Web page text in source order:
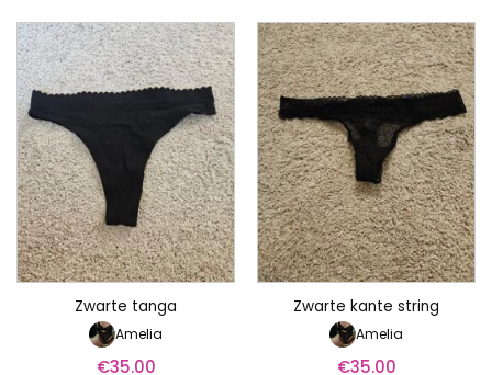
Zwarte tanga
Amelia
€35.00
Zwarte kante string
Amelia
€35.00